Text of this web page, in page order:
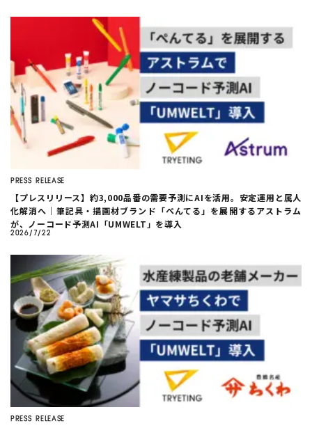
PRESS RELEASE
【プレスリリース】約3,000品番の需要予測にAIを活用。安定運用と属人
化解消へ｜筆記具・描画材ブランド「ぺんてる」を展開するアストラム
が、ノーコード予測AI「UMWELT」を導入
2026/7/22
PRESS RELEASE